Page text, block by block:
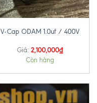
V-Cap ODAM 1.0uf / 400V
Giá: 2,100,000₫
Còn hàng